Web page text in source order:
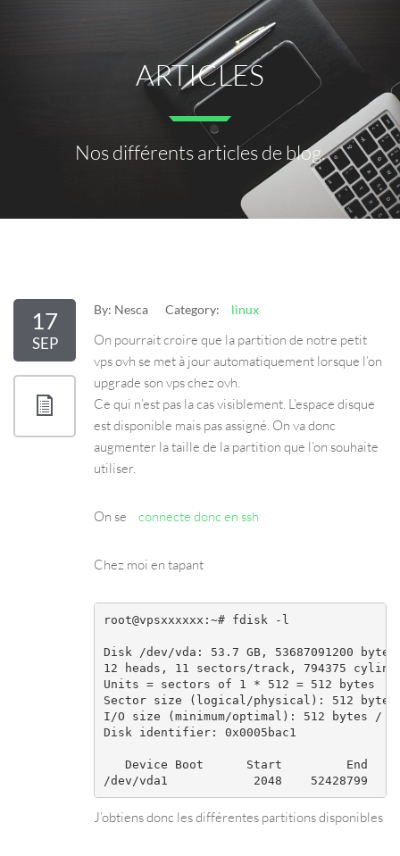
ARTICLES
Nos différents articles de blog.
17
SEP
By: Nesca Category: linux
On pourrait croire que la partition de notre petit
vps ovh se met à jour automatiquement lorsque l’on
upgrade son vps chez ovh.
Ce qui n’est pas la cas visiblement. L’espace disque
est disponible mais pas assigné. On va donc
augmenter la taille de la partition que l’on souhaite
utiliser.
On se connecte donc en ssh
Chez moi en tapant
root@vpsxxxxxx:~# fdisk -l
Disk /dev/vda: 53.7 GB, 53687091200 bytes
12 heads, 11 sectors/track, 794375
Units = sectors of 1 * 512 = 512 bytes
Sector size (logical/physical): 512 bytes
I/O size (minimum/optimal): 512 bytes /
Disk identifier: 0x0005bac1
Device Boot      Start         End
J’obtiens donc les différentes partitions disponibles